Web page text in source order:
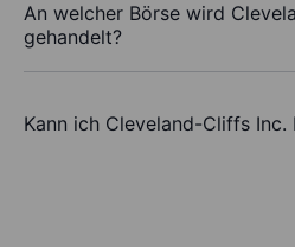
An welcher Börse wird
gehandelt?
Kann ich Cleveland-Cliffs Inc.